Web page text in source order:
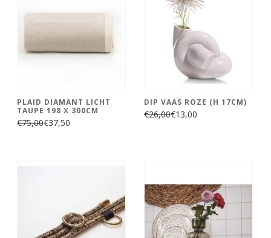
PLAID DIAMANT LICHT
TAUPE 198 X 300CM
€75,00€37,50
DIP VAAS ROZE (H 17CM)
€26,00€13,00